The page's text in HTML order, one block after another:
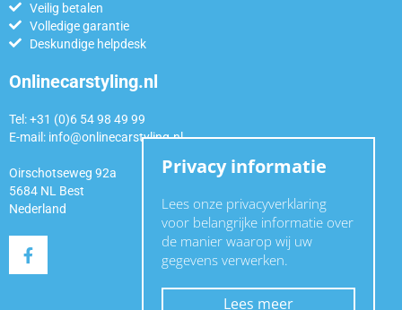
Veilig betalen
Volledige garantie
Deskundige helpdesk
Onlinecarstyling.nl
Tel: +31 (0)6 54 98 49 99
E-mail: info@onlinecarstyling.nl
Oirschotseweg 92a
5684 NL Best
Nederland
Privacy informatie
Lees onze privacyverklaring
voor belangrijke informatie over
de manier waarop wij uw
gegevens verwerken.
Lees meer